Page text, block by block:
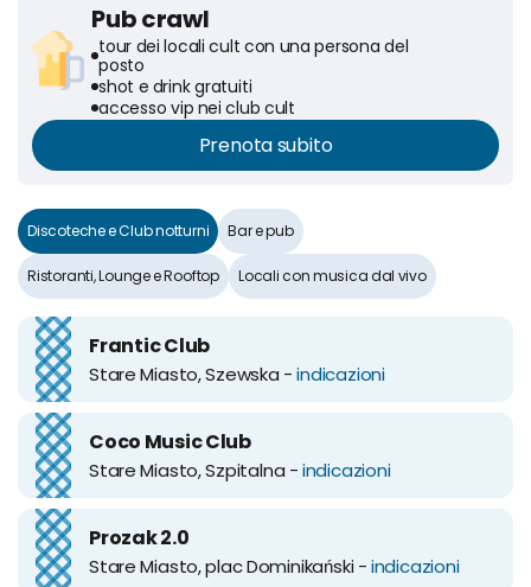
Pub crawl
tour dei locali cult con una persona del
posto
shot e drink gratuiti
accesso vip nei club cult
Prenota subito
Discoteche e Club notturni
Frantic Club
Stare Miasto, Szewska -indicazioni
Coco Music Club
Stare Miasto, Szpitalna -indicazioni
Prozak 2.0
Stare Miasto, plac Dominikański -indicazioni
Bar e pub
Ristoranti, Lounge e Rooftop Locali con musica dal vivo